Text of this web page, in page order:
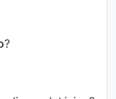
?